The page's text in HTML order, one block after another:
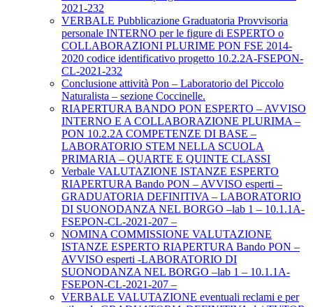
2021-232
VERBALE Pubblicazione Graduatoria Provvisoria
personale INTERNO per le figure di ESPERTO o
COLLABORAZIONI PLURIME PON FSE 2014-
2020 codice identificativo progetto 10.2.2A-FSEPON-
CL-2021-232
Conclusione attività Pon – Laboratorio del Piccolo
Naturalista – sezione Coccinelle.
RIAPERTURA BANDO PON ESPERTO – AVVISO
INTERNO E A COLLABORAZIONE PLURIMA –
PON 10.2.2A COMPETENZE DI BASE –
LABORATORIO STEM NELLA SCUOLA
PRIMARIA – QUARTE E QUINTE CLASSI
Verbale VALUTAZIONE ISTANZE ESPERTO
RIAPERTURA Bando PON – AVVISO esperti –
GRADUATORIA DEFINITIVA – LABORATORIO
DI SUONODANZA NEL BORGO –lab 1 – 10.1.1A-
FSEPON-CL-2021-207 –
NOMINA COMMISSIONE VALUTAZIONE
ISTANZE ESPERTO RIAPERTURA Bando PON –
AVVISO esperti -LABORATORIO DI
SUONODANZA NEL BORGO –lab 1 – 10.1.1A-
FSEPON-CL-2021-207 –
VERBALE VALUTAZIONE eventuali reclami e per